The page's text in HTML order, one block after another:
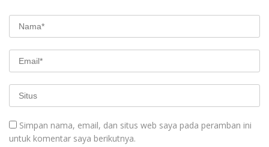
Simpan nama, email, dan situs web saya pada peramban ini
untuk komentar saya berikutnya.